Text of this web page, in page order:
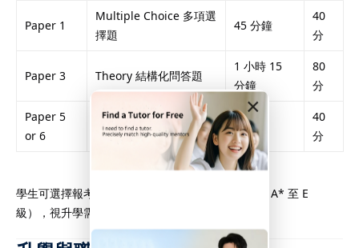
Education
Tutor is highly
personalized
individual
Whether
specific subjects or
enhance your
and boost
×
Paper 1
Multiple Choice 多項選
擇題
45 分鐘
40
分
Paper 3 Theory 結構化問答題
1 小時 15
分鐘
80
分
Paper 5
or 6
實驗技能或替代實驗評
估
1 小時
40
分
學生可選擇報考
（A* 至 E
級），視升學需求與個人能力決定。